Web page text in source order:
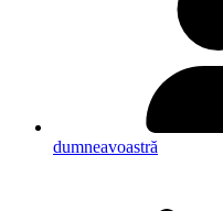
dumneavoastră